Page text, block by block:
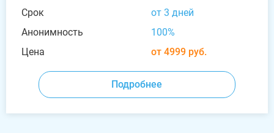
Срок
от 3 дней
Анонимность
100%
Цена
от 4999 руб.
Подробнее